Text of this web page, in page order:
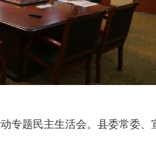
题民主生活会。县委常委、